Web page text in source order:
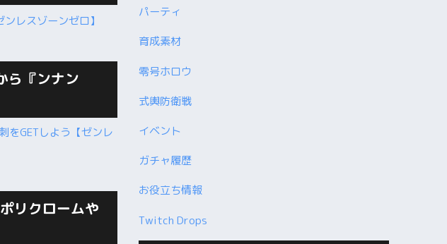
ら『ンナン
リクロームや
パーティ
育成素材
零号ホロウ
式輿防衛戦
イベント
ガチャ履歴
お役立ち情報
Twitch Drops